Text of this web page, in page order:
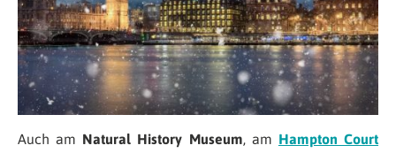
Auch am Natural History Museum, am Hampton Court